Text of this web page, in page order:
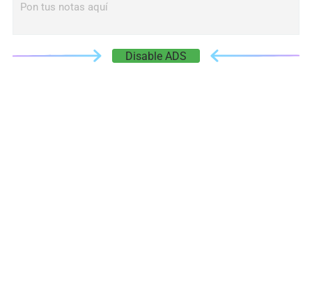
Pon tus notas aquí
Disable ADS